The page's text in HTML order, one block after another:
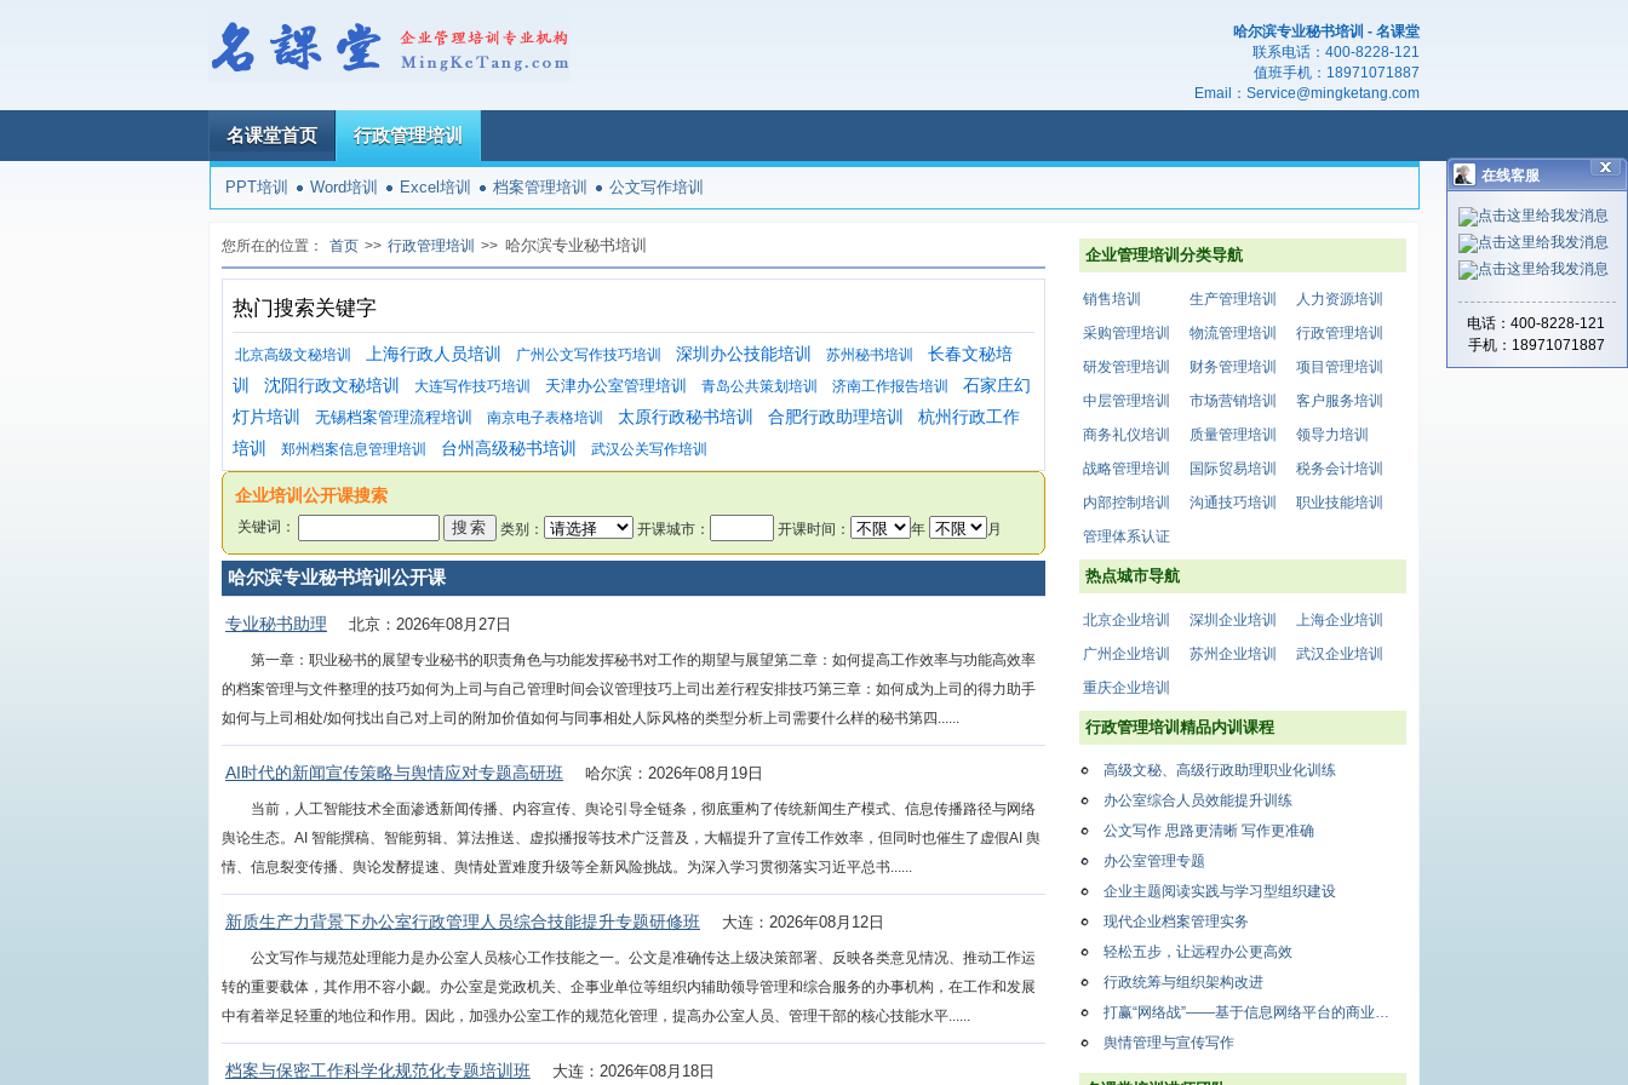
哈尔滨专业秘书培训 - 名课堂
联系电话： 400-8228-121
值班手机： 18971071887
Email： Service@mingketang.com
名课堂首页 行政管理培训
PPT培训 Word培训 Excel培训 档案管理培训 公文写作培训
您所在的位置： 首页 >> 行政管理培训 >> 哈尔滨专业秘书培训
热门搜索关键字
北京高级文秘培训 上海行政人员培训 广州公文写作技巧培训 深圳办公技能培训 苏州秘书培训
长春文秘培
训
沈阳行政文秘培训 大连写作技巧培训 天津办公室管理培训 青岛公共策划培训 济南工作报告培训
石家庄幻
灯片培训
无锡档案管理流程培训 南京电子表格培训 太原行政秘书培训 合肥行政助理培训
杭州行政工作
培训
郑州档案信息管理培训 台州高级秘书培训 武汉公关写作培训
企业培训公开课搜索
关键词： 类别： 开课城市： 开课时间： 年 月
哈尔滨专业秘书培训公开课
专业秘书助理 北京：2026年08月27日
第一章：职业秘书的展望专业秘书的职责角色与功能发挥秘书对工作的期望与展望第二章：如何提高工作效率与功能高效率
的档案管理与文件整理的技巧如何为上司与自己管理时间会议管理技巧上司出差行程安排技巧第三章：如何成为上司的得力助手
如何与上司相处/如何找出自己对上司的附加价值如何与同事相处人际风格的类型分析上司需要什么样的秘书第四......
AI时代的新闻宣传策略与舆情应对专题高研班 哈尔滨：2026年08月19日
当前，人工智能技术全面渗透新闻传播、内容宣传、舆论引导全链条，彻底重构了传统新闻生产模式、信息传播路径与网络
舆论生态。AI 智能撰稿、智能剪辑、算法推送、虚拟播报等技术广泛普及，大幅提升了宣传工作效率，但同时也催生了虚假AI 舆
情、信息裂变传播、舆论发酵提速、舆情处置难度升级等全新风险挑战。为深入学习贯彻落实习近平总书......
新质生产力背景下办公室行政管理人员综合技能提升专题研修班 大连：2026年08月12日
公文写作与规范处理能力是办公室人员核心工作技能之一。公文是准确传达上级决策部署、反映各类意见情况、推动工作运
转的重要载体，其作用不容小觑。办公室是党政机关、企事业单位等组织内辅助领导管理和综合服务的办事机构，在工作和发展
中有着举足轻重的地位和作用。因此，加强办公室工作的规范化管理，提高办公室人员、管理干部的核心技能水平......
档案与保密工作科学化规范化专题培训班 大连：2026年08月18日
企业管理培训分类导航
销售培训 生产管理培训
人力资源培训
采购管理培训
物流管理培训
行政管理培训
研发管理培训
财务管理培训
项目管理培训
中层管理培训
市场营销培训
客户服务培训
商务礼仪培训
质量管理培训
领导力培训
战略管理培训
国际贸易培训
税务会计培训
内部控制培训
沟通技巧培训
职业技能培训
管理体系认证
热点城市导航
北京企业培训 深圳企业培训
上海企业培训
广州企业培训
苏州企业培训
武汉企业培训
重庆企业培训
行政管理培训精品内训课程
高级文秘、高级行政助理职业化训练
办公室综合人员效能提升训练
公文写作 思路更清晰 写作更准确
办公室管理专题
企业主题阅读实践与学习型组织建设
现代企业档案管理实务
轻松五步，让远程办公更高效
行政统筹与组织架构改进
打赢“网络战”——基于信息网络平台的商业秘密保护课程纲要
舆情管理与宣传写作
在线客服
电话：400-8228-121
手机：18971071887